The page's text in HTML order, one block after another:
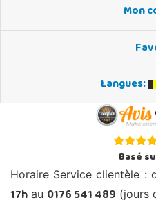
Mon
Langues:
Basé
Horaire Service clientèle :
au (jours